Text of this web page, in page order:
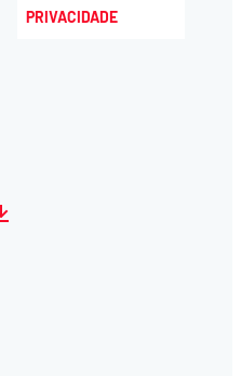
PRIVACIDADE